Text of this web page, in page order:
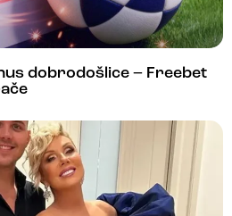
dobrodošlice – Freebet